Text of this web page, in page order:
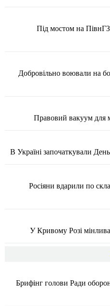
Під мостом на
Добровільно воювали на
Правовий вакуум для
В Україні започаткували День
Росіяни вдарили по
У Кривому Розі
Брифінг голови Ради